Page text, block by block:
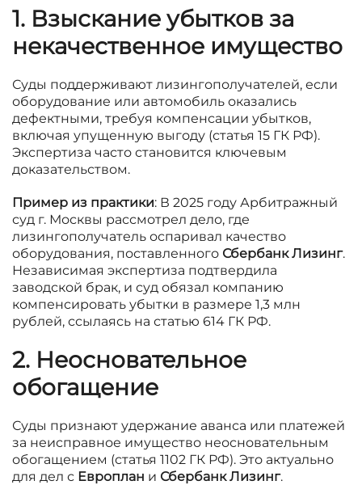
1. Взыскание убытков за
некачественное имущество
Суды поддерживают лизингополучателей, если
оборудование или автомобиль оказались
дефектными, требуя компенсации убытков,
включая упущенную выгоду (статья 15 ГК РФ).
Экспертиза часто становится ключевым
доказательством.
Пример из практики: В 2025 году Арбитражный
суд г. Москвы рассмотрел дело, где
лизингополучатель оспаривал качество
оборудования, поставленного Сбербанк Лизинг.
Независимая экспертиза подтвердила
заводской брак, и суд обязал компанию
компенсировать убытки в размере 1,3 млн
рублей, ссылаясь на статью 614 ГК РФ.
2. Неосновательное
обогащение
Суды признают удержание аванса или платежей
за неисправное имущество неосновательным
обогащением (статья 1102 ГК РФ). Это актуально
для дел с Европлан и Сбербанк Лизинг.